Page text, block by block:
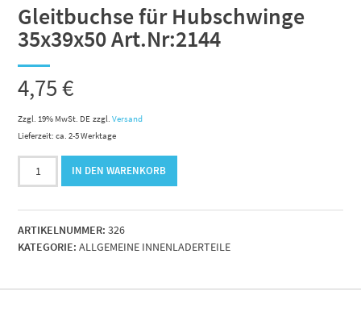
Gleitbuchse für Hubschwinge
35x39x50 Art.Nr:2144
4,75€
Zzgl. 19% MwSt. DE zzgl.Versand
Lieferzeit: ca. 2-5 Werktage
Gleitbuchse
35x39x50
Art.Nr:2144
Menge
IN DEN WARENKORB
ARTIKELNUMMER: 326
KATEGORIE: ALLGEMEINE INNENLADERTEILE